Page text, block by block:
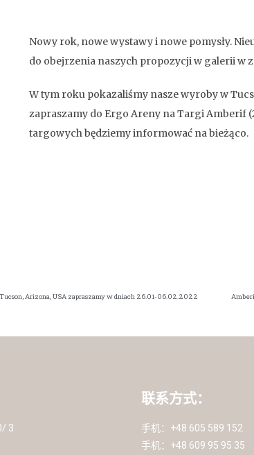
Nowy rok, nowe wystawy i nowe pomysły.
do obejrzenia naszych propozycji w galerii w
W tym roku pokazaliśmy nasze wyroby w
zapraszamy do Ergo Areny na Targi Amberif
targowych będziemy informować na bieżąco.
Tucson, Arizona, USA zapraszamy w dniach 26.01-06.02.2022
3
联系方式：
手机：+48 605 589 152
手机：+48 609 95 95 35